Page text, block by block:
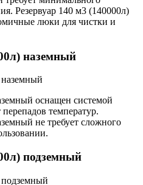
Резервуар 140 м3 (140000л)
люки для чистки и
наземный
оснащен системой
температур.
не требует сложного
подземный